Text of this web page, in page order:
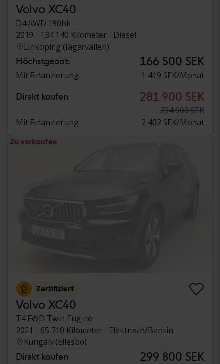
Volvo XC40
D4 AWD 190hk
2019
134 140 Kilometer
Diesel
Linköping (Jägarvallen)
Höchstgebot: 166 500 SEK
Mit Finanzierung 1 419 SEK/Monat
Direkt kaufen 281 900 SEK
294 900 SEK
Mit Finanzierung
2 402 SEK/Monat
Zu verkaufen
Zertifiziert
Volvo XC40
T4 FWD Twin Engine
2021
65 710 Kilometer
Elektrisch/Benzin
Kungälv (Ellesbo)
Direkt kaufen 299 800 SEK